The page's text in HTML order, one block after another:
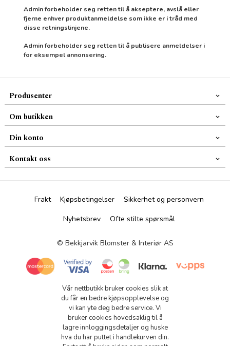
Admin forbeholder seg retten til å akseptere, avslå eller
fjerne enhver produktanmeldelse som ikke er i tråd med
disse retningslinjene.
Admin forbeholder seg retten til å publisere anmeldelser i
for eksempel annonsering.
Produsenter
Om butikken
Din konto
Kontakt oss
Frakt Kjøpsbetingelser
Sikkerhet og personvern
Nyhetsbrev
Ofte stilte spørsmål
© Bekkjarvik Blomster & Interiør AS
Vår nettbutikk bruker cookies slik at
du får en bedre kjøpsopplevelse og
vi kan yte deg bedre service. Vi
bruker cookies hovedsaklig til å
lagre innloggingsdetaljer og huske
hva du har puttet i handlekurven din.